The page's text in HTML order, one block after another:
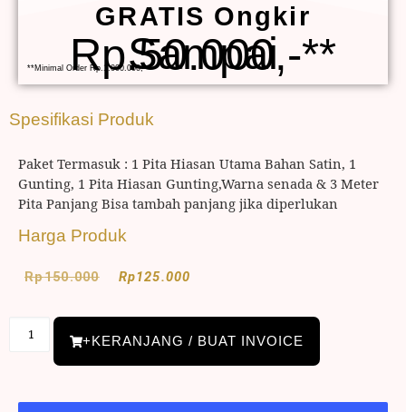
GRATIS Ongkir
Sampai Rp.50.000,-**
**Minimal Order Rp.1.000.000,-
Spesifikasi Produk
Paket Termasuk : 1 Pita Hiasan Utama Bahan Satin, 1
Gunting, 1 Pita Hiasan Gunting,Warna senada & 3 Meter
Pita Panjang Bisa tambah panjang jika diperlukan
Harga Produk
Rp150.000 Rp125.000
+KERANJANG / BUAT INVOICE